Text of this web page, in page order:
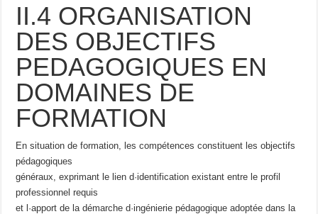
II.4 ORGANISATION
DES OBJECTIFS
PEDAGOGIQUES EN
DOMAINES DE
FORMATION
En situation de formation, les compétences constituent les objectifs
pédagogiques
généraux, exprimant le lien d·identification existant entre le profil
professionnel requis
et l·apport de la démarche d·ingénierie pédagogique adoptée dans la